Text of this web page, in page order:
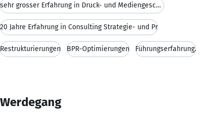
sehr grosser Erfahrung in Druck- und Mediengeschäf
20 Jahre Erfahrung in Consulting Strategie- und Pr
Restrukturierungen BPR-Optimierungen Führungserfahrung.
Werdegang